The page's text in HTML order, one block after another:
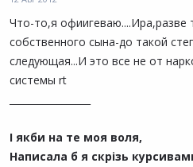
Что-то,я офиигеваю....Ира,разве
собственного сына-до такой
следующая...И это все не от
системы rt
І якби на те моя воля,
Написала б я скрізь